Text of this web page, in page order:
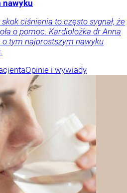
nawyku
skok ciśnienia to często sygnał, że
o pomoc. Kardiolożka dr Anna
tym najprostszym nawyku
Opinie i wywiady